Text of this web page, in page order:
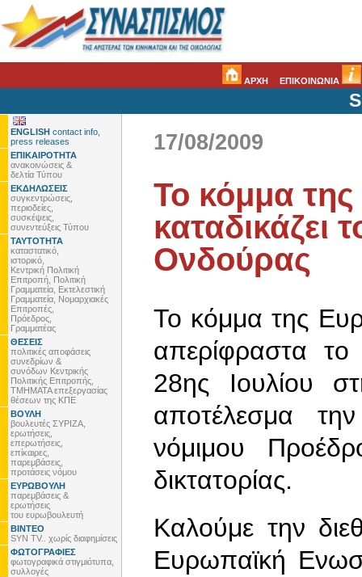
ΑΡΧΗ ΕΠΙΚΟΙΝΩΝΙΑ
ENGLISH contact info,
press releases
ΕΠΙΚΑΙΡΟΤΗΤΑ
ανακοινώσεις &
δελτία Τύπου
ΕΚΔΗΛΩΣΕΙΣ
συγκεντρώσεις,
περιοδείες,
συσκέψεις,
συνεντεύξεις Τύπου
ΤΑΥΤΟΤΗΤΑ
καταστατικό,
ιστορικό,
Κεντρική Πολιτική
Επιτροπή, Πολιτική
Γραμματεία, Εκτελεστική
Γραμματεία, Νομαρχιακές
Επιτροπές,
Πρόεδρος,
Γραμματέας
ΘΕΣΕΙΣ
πολιτικές αποφάσεις
συνεδρίων &
συνόδων Κεντρικής
Πολιτικής Επιτροπής,
ΤΜΗΜΑΤΑ επεξεργασίας
θέσεων της ΚΠΕ
ΒΟΥΛΗ
βουλευτές ΣΥΡΙΖΑ,
ερωτήσεις,
επερωτήσεις,
επίκαιρες,
παρεμβάσεις,
προτάσεις νόμου
ΕΥΡΩΒΟΥΛΗ
παρεμβάσεις &
ερωτήσεις
του ευρωβουλευτή
ΒΙΝΤΕΟ
SYN TV.. χωρίς διαφημίσεις
ΦΩΤΟΓΡΑΦΙΕΣ
φωτογραφικά στιγμιότυπα,
συλλογές
17/08/2009
Το κόμμα
καταδικάζει
Ονδούρας
Το κόμμα της
απερίφραστα το
28ης Ιουλίου
αποτέλεσμα
νόμιμου
δικτατορίας.
Καλούμε την
Ευρωπαϊκή